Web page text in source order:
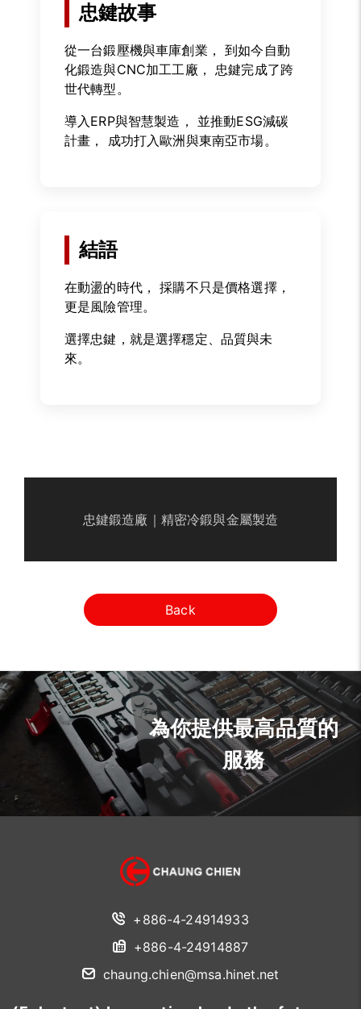
忠鍵故事
從一台鍛壓機與車庫創業， 到如今自動
化鍛造與CNC加工工廠， 忠鍵完成了跨
世代轉型。
導入ERP與智慧製造， 並推動ESG減碳
計畫， 成功打入歐洲與東南亞市場。
結語
在動盪的時代， 採購不只是價格選擇，
更是風險管理。
選擇忠鍵，就是選擇穩定、品質與未
來。
忠鍵鍛造廠｜精密冷鍛與金屬製造
Back
+886-4-24914933
+886-4-24914887
chaung.chien@msa.hinet.net
為你提供最高品質的
服務